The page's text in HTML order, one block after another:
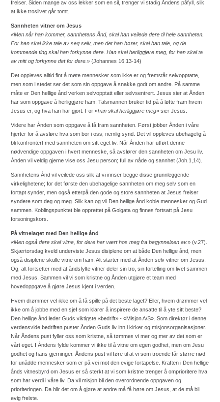
frelser. Siden mange av oss lekker som en sil, trenger vi stadig Åndens påfyll, slik
at ikke troslivet går tomt.
Sannheten vitner om Jesus
«Men når han kommer, sannhetens Ånd, skal han veilede dere til hele sannheten.
For han skal ikke tale av seg selv, men det han hører, skal han tale, og de
kommende ting skal han forkynne dere. Han skal herliggjøre meg, for han skal ta
av mitt og forkynne det for dere.» (Johannes 16,13-14)
Det oppleves alltid fint å møte mennesker som ikke er og fremstår selvopptatte,
men som i stedet ser det som sin oppgave å snakke godt om andre. På samme
måte er Den hellige ånd verken selvopptatt eller selvsentrert. Jesus sier at Ånden
har som oppgave å herliggjøre ham. Talsmannen bruker tid på å løfte fram hvem
Jesus er, og hva han har gjort. For «han skal herliggjøre meg» sier Jesus.
Videre har Ånden som oppgave å få fram sannheten. Først jobber Ånden i våre
hjerter for å avsløre hva som bor i oss; nemlig synd. Det vil oppleves ubehagelig å
bli konfrontert med sannheten om sitt eget liv. Når Ånden har utført denne
nødvendige oppgaven i hvert menneske, så avslører den sannheten om Jesu liv.
Ånden vil veldig gjerne vise oss Jesu person; full av nåde og sannhet (Joh.1,14).
Sannhetens Ånd vil veilede oss slik at vi innser begge disse grunnleggende
virkelighetene; for det første den ubehagelige sannheten om meg selv som en
fortapt synder, men også etterpå den gode og store sannheten at Jesus frelser
syndere som deg og meg. Slik kan og vil Den hellige ånd koble mennesker og Gud
sammen. Koblingspunktet ble opprettet på Golgata og finnes fortsatt på Jesu
forsoningskors.
På vitnelaget med Den hellige ånd
«Men også dere skal vitne, for dere har vært hos meg fra begynnelsen av.» (v.27).
Skjærtorsdag kveld underviste Jesus disiplene om at både Den hellige ånd, men
også disiplene skulle vitne om ham. Alt starter med at Ånden selv vitner om Jesus.
Og, alt fortsetter med at åndsfylte vitner deler sin tro, sin fortelling om livet sammen
med Jesus. Sammen vil vi som kristne og Ånden utgjøre et team med
hovedoppgave å gjøre Jesus kjent i verden.
Hvem drømmer vel ikke om å få spille på det beste laget? Eller, hvem drømmer vel
ikke om å jobbe med en sjef som klarer å inspirere de ansatte til å yte sitt beste?
Den hellige ånd leder Guds viktigste «bedrift» - «Misjon A/S». Som direktør i denne
verdensvide bedriften puster Ånden Guds liv inn i kirker og misjonsorganisasjoner.
Når Åndens pust fyller oss som kristne, så tømmes vi mer og mer av det som er
vårt eget. I Åndens fylde kommer vi ikke til å vitne om egen godhet, men om Jesu
godhet og hans gjerninger. Åndens pust vil føre til at vi som troende får større nød
for unådde mennesker som er på vei mot den evige fortapelse. Kraften i Den hellige
ånds vitnesbyrd om Jesus er så sterkt at vi som kristne trenger å omprioritere hva
som har verdi i våre liv. Da vil misjon bli den overordnende oppgaven og
prioriteringen. Da blir det om å gjøre at andre må få høre om Jesus, at de må bli
evig frelste.